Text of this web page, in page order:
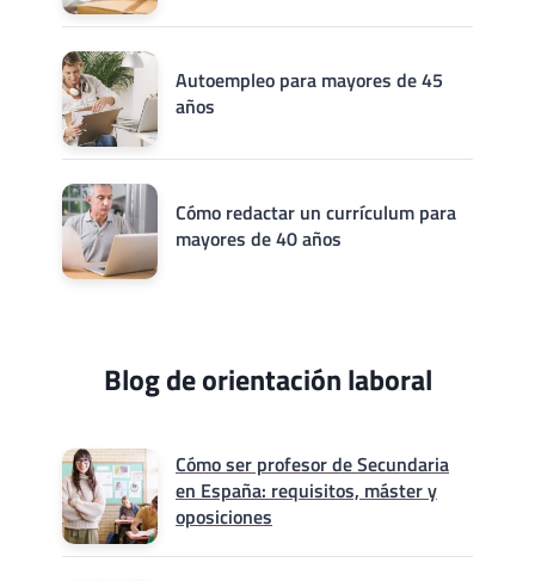
Autoempleo para mayores de 45
años
Cómo redactar un currículum para
mayores de 40 años
Blog de orientación laboral
Cómo ser profesor de Secundaria
en España: requisitos, máster y
oposiciones